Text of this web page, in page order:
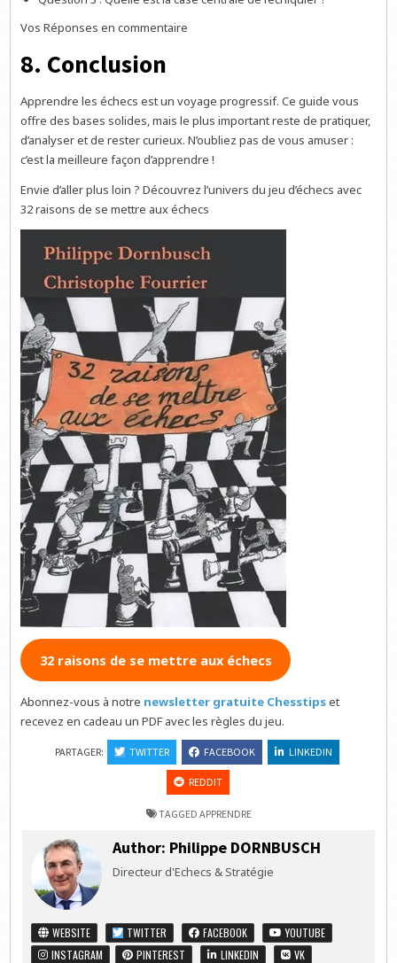
Vos Réponses en commentaire
8. Conclusion
Apprendre les échecs est un voyage progressif. Ce guide vous
offre des bases solides, mais le plus important reste de pratiquer,
d’analyser et de rester curieux. N’oubliez pas de vous amuser :
c’est la meilleure façon d’apprendre !
Envie d’aller plus loin ? Découvrez l’univers du jeu d’échecs avec
32 raisons de se mettre aux échecs
32 raisons de se mettre aux échecs
Abonnez-vous à notre newsletter gratuite Chesstipset
recevez en cadeau un PDF avec les règles du jeu.
PARTAGER: TWITTER FACEBOOK LINKEDIN
REDDIT
TAGGED APPRENDRE
Author: Philippe DORNBUSCH
Directeur d'Echecs & Stratégie
WEBSITE TWITTER FACEBOOK
YOUTUBE
INSTAGRAM
PINTEREST LINKEDIN
VK